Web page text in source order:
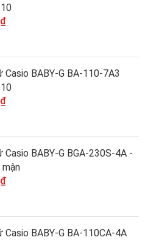
Casio BABY-G BA-110-7A3
Casio BABY-G BGA-230S-4A -
Casio BABY-G BA-110CA-4A